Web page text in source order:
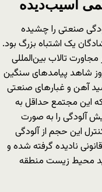
صنعتی را چشیده
یک اشتباه بزرگ بود.
مجاورت تالاب بین‌المللی
شاهد پیامدهای سنگین
آهن و غبارهای صنعتی
این مجتمع حداقل به
آلودگی را به صورت
این حجم از آلودگی
نادیده گرفته شده و
محیط زیست منطقه